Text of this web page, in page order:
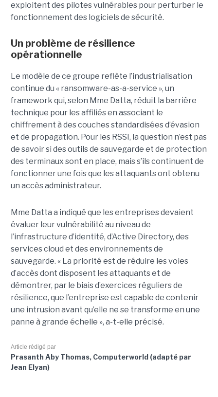
exploitent des pilotes vulnérables pour perturber le
fonctionnement des logiciels de sécurité.
Un problème de résilience
opérationnelle
Le modèle de ce groupe reflète l’industrialisation
continue du « ransomware-as-a-service », un
framework qui, selon Mme Datta, réduit la barrière
technique pour les affiliés en associant le
chiffrement à des couches standardisées d’évasion
et de propagation. Pour les RSSI, la question n’est pas
de savoir si des outils de sauvegarde et de protection
des terminaux sont en place, mais s’ils continuent de
fonctionner une fois que les attaquants ont obtenu
un accès administrateur.
Mme Datta a indiqué que les entreprises devaient
évaluer leur vulnérabilité au niveau de
l’infrastructure d’identité, d’Active Directory, des
services cloud et des environnements de
sauvegarde. « La priorité est de réduire les voies
d’accès dont disposent les attaquants et de
démontrer, par le biais d’exercices réguliers de
résilience, que l’entreprise est capable de contenir
une intrusion avant qu’elle ne se transforme en une
panne à grande échelle », a-t-elle précisé.
Article rédigé par
Prasanth Aby Thomas, Computerworld (adapté par
Jean Elyan)